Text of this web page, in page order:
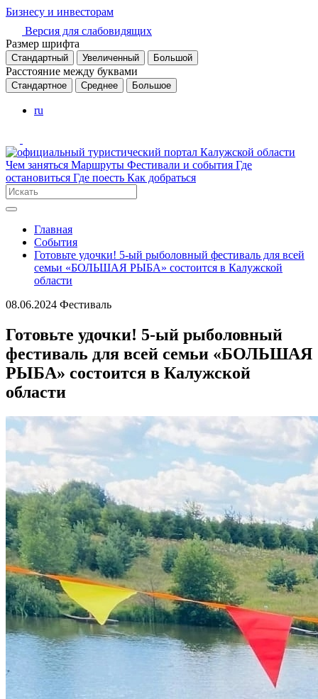
Бизнесу и инвесторам
Версия для слабовидящих
Размер шрифта
Стандартный Увеличенный Большой
Расстояние между буквами
Стандартное Среднее Большое
ru
Чем заняться Маршруты Фестивали и события Где
остановиться Где поесть Как добраться
Главная
События
Готовьте удочки! 5-ый рыболовный фестиваль для всей
семьи «БОЛЬШАЯ РЫБА» состоится в Калужской
области
08.06.2024 Фестиваль
Готовьте удочки! 5-ый рыболовный
фестиваль для всей семьи «БОЛЬШАЯ
РЫБА» состоится в Калужской
области